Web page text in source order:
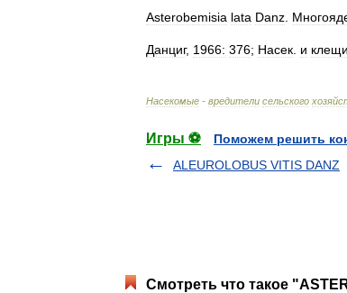
Asterobemisia lata Danz
Данциг, 1966: 376; Насек и клещи
Насекомые - вредители сельского
Игры ⚽
Поможем решить
ALEUROLOBUS VITIS DANZ
Смотреть что такое